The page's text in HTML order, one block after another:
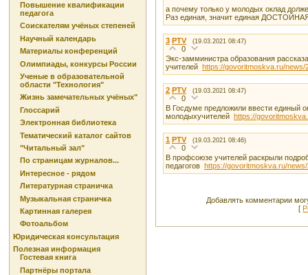
Повышение квалификации
педагога
Соискателям учёных степеней
Научный календарь
Материалы конференций
Олимпиады, конкурсы России
Ученые в образовательной
области "Технология"
Жизнь замечательных учёных"
Глоссарий
Электронная библиотека
Тематический каталог сайтов
"Читальный зал"
По страницам журналов...
Интересное - рядом
Литературная страничка
Музыкальная страничка
Картинная галерея
Фотоальбом
Юридическая консультация
Полезная информация
Гостевая книга
Партнёры портала
а почему только у молодых оклад
Раз единая, значит единая
3 PTV (19.03.2021 08:47)
0
Экс-замминистра образования
учителей https://govoritmoskva.ru/news/
2 PTV (19.03.2021 08:47)
0
В Госдуме предложили ввести единый
молодыхучителей https://
1 PTV (19.03.2021 08:46)
0
В профсоюзе учителей раскрыли
педагогов https://govoritmoskva.ru/
Добавлять комментарии
[